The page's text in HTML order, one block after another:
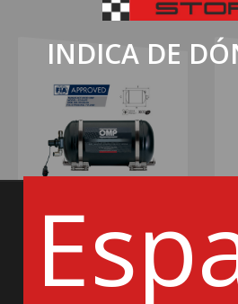
INDICA DE
EXTINCIÓN CESST 1 - OMP